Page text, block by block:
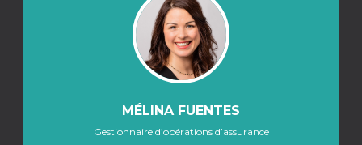
MÉLINA FUENTES
Gestionnaire d’opérations d’assurance